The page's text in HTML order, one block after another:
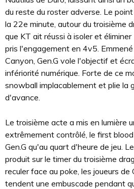
du reste du roster adverse. Le
la 22e minute, autour du troisième
que KT ait réussi à isoler et éliminer
pris l'engagement en 4v5.
Canyon, Gen.G vole l'objectif et
infériorité numérique. Forte de ce
snowball implacablement et plie la
d'avance.
Le troisième acte a mis en lumière
extrêmement contrôlé, le first
Gen.G qu'au quart d'heure de jeu.
produit sur le timer du troisième
reculer face au poke, les joueurs
tendent une embuscade pendant